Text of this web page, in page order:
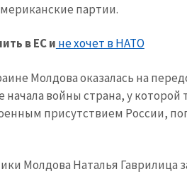
партии.
в ЕС и не хочет в НАТО
Молдова оказалась на
войны страна, у которой
присутствием России,
Молдова Наталья Гаврилица